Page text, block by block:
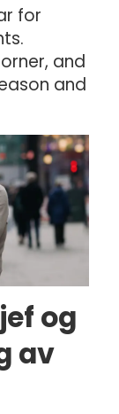
for
and
and
og
av